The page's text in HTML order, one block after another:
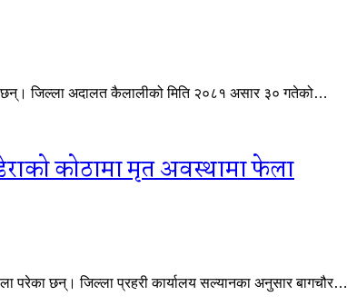
छन्। जिल्ला अदालत कैलालीको मिति २०८१ असार ३० गतेको…
कोठामा मृत अवस्थामा फेला
परेका छन्। जिल्ला प्रहरी कार्यालय सल्यानका अनुसार बागचौर…